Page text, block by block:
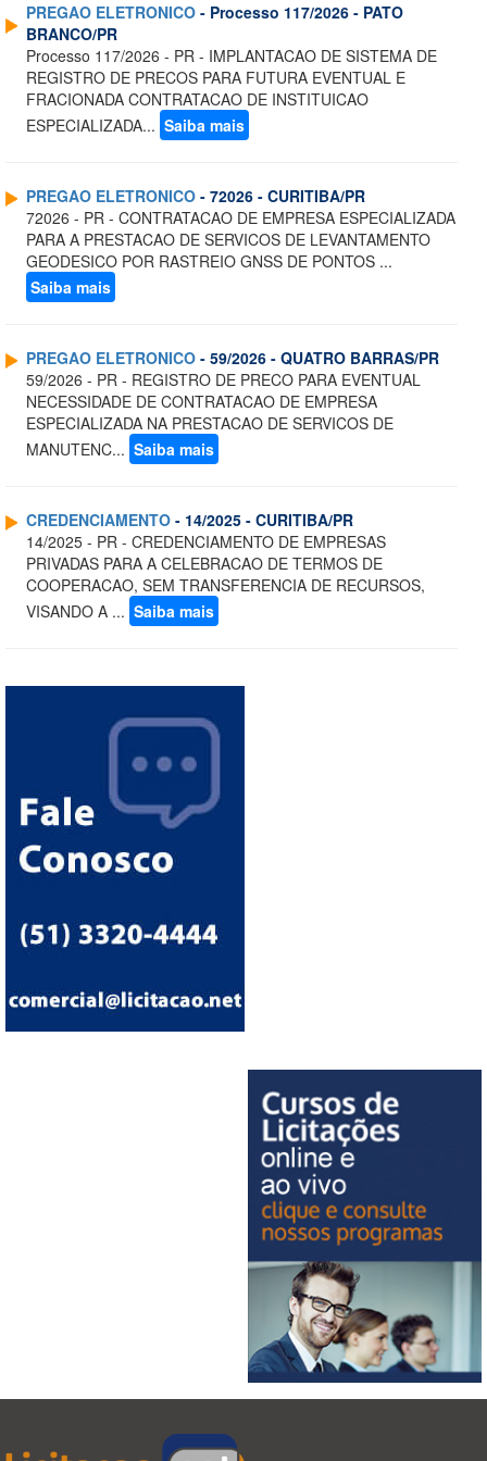
PREGAO ELETRONICO - Processo 117/2026 - PATO
BRANCO/PR
Processo 117/2026 - PR - IMPLANTACAO DE SISTEMA DE
REGISTRO DE PRECOS PARA FUTURA EVENTUAL E
FRACIONADA CONTRATACAO DE INSTITUICAO
ESPECIALIZADA... Saiba mais
PREGAO ELETRONICO - 72026 - CURITIBA/PR
72026 - PR - CONTRATACAO DE EMPRESA ESPECIALIZADA
PARA A PRESTACAO DE SERVICOS DE LEVANTAMENTO
GEODESICO POR RASTREIO GNSS DE PONTOS ...
Saiba mais
PREGAO ELETRONICO - 59/2026 - QUATRO BARRAS/PR
59/2026 - PR - REGISTRO DE PRECO PARA EVENTUAL
NECESSIDADE DE CONTRATACAO DE EMPRESA
ESPECIALIZADA NA PRESTACAO DE SERVICOS DE
MANUTENC... Saiba mais
CREDENCIAMENTO - 14/2025 - CURITIBA/PR
14/2025 - PR - CREDENCIAMENTO DE EMPRESAS
PRIVADAS PARA A CELEBRACAO DE TERMOS DE
COOPERACAO, SEM TRANSFERENCIA DE RECURSOS,
VISANDO A ... Saiba mais